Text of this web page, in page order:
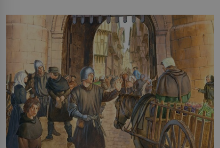
pře hned několik latinskoamerických zemí a k tomu
Francie, kde se traduje,